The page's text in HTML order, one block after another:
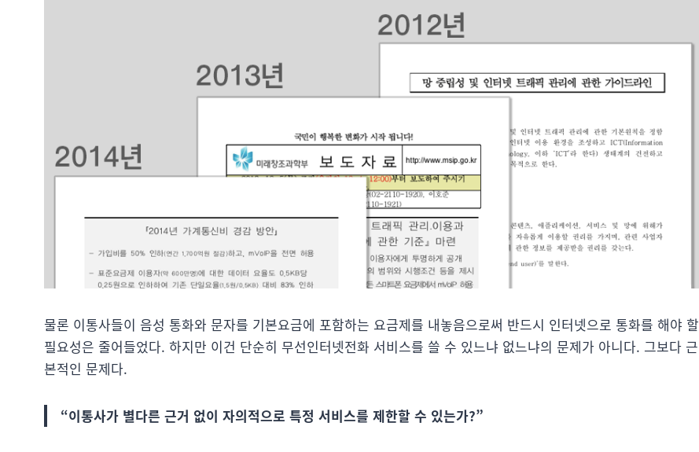
물론 이통사들이 음성 통화와 문자를 기본요금에 포함하는 요금제를 내놓음으로써 반드시 인터넷으로 통화를 해야 할
필요성은 줄어들었다. 하지만 이건 단순히 무선인터넷전화 서비스를 쓸 수 있느냐 없느냐의 문제가 아니다. 그보다 근
본적인 문제다.
“이통사가 별다른 근거 없이 자의적으로 특정 서비스를 제한할 수 있는가?”